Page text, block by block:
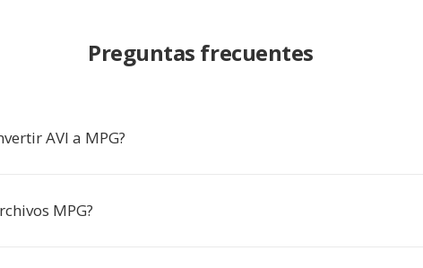
Preguntas frecuentes
AVI a MPG?
MPG?